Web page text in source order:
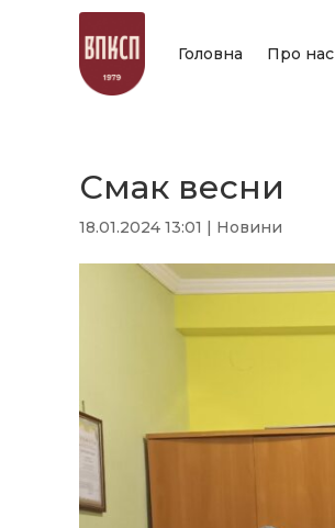
Головна Про нас
Смак весни
18.01.2024 13:01 | Новини